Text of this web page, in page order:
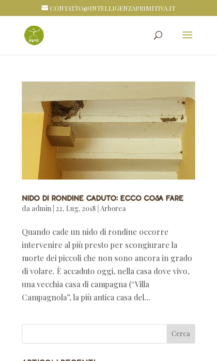
CONTATTO@INTELLIGENZAPRIMITIVA.IT
Nido di rondine caduto: ecco cosa fare
da admin 22, Lug, 2018 Arborea
Quando cade un nido di rondine occorre
intervenire al più presto per scongiurare la
morte dei piccoli che non sono ancora in grado
di volare. È accaduto oggi, nella casa dove vivo,
una vecchia casa di campagna (“Villa
Campagnola”, la più antica casa del...